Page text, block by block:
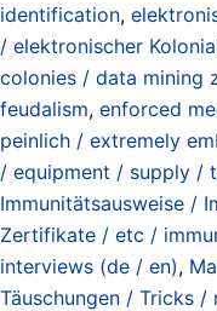
identification,
/ elektronischer
colonies / data mining
feudalism, enforced
peinlich / extremely
/ equipment / supply /
Immunitätsausweise /
Zertifikate / etc /
interviews (de / en),
Täuschungen / Tricks